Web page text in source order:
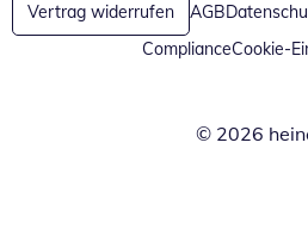
Vertrag widerrufen AGB
ComplianceCookie-
© 2026